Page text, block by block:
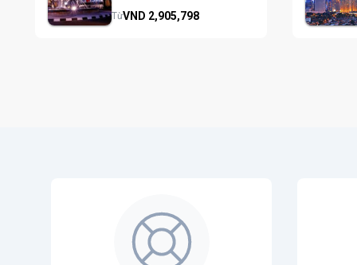
TừVND 2,905,798